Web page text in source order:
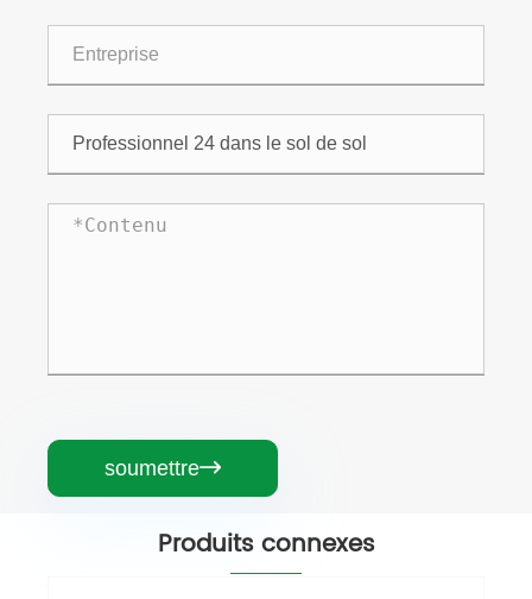
soumettre
Produits connexes